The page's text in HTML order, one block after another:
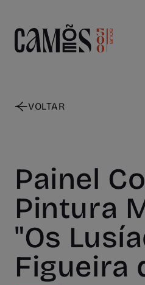
VOLTAR
Painel
Pintura
"Os
Figueira